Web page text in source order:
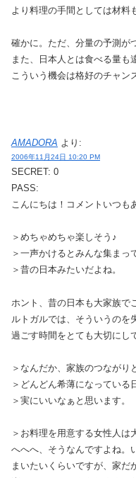
より料理の手間としては材料
確かに。ただ、分量の予測が
また、日本人とは食べる量も
こういう機会は格好のチャン
AMADORA より:
2006年11月24日 10:20 PM
SECRET: 0
PASS:
こんにちは！コメントいつも
＞めちゃめちゃ楽しそう♪
＞一声かけるとみんな集まっ
＞昔の日本みたいだよね。
ホント、昔の日本も大家族で
ルトガルでは、そういうのを
過ごす時間をとても大切にし
＞なんだか、家族のつながり
＞どんどん希薄になっている
＞実にいいなぁと思います。
＞お料理を用意する女性人は
へへへ、そうなんですよね。
まいたいくらいですが、家だ